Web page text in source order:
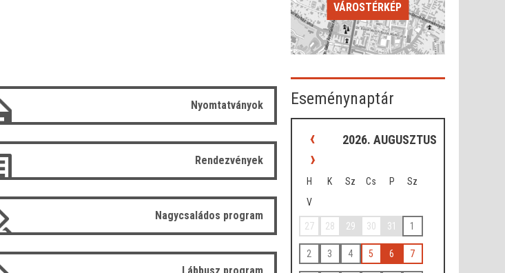
Nyomtatványok
Rendezvények
Nagycsaládos program
VÁROSTÉRKÉP
Eseménynaptár
‹ 2026. AUGUSZTUS
›
H K Sz Cs P
Sz
V
27 28 29 30 31 1
2 3 4 5 6 7